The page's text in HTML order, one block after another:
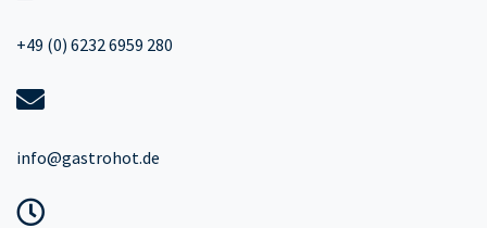
+49 (0) 6232 6959 280
info@gastrohot.de